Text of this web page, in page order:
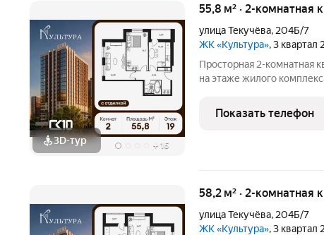
3D-тур + 16
55,8 м² · 2-комнатная
улица Текучёва, 204Б/7
ЖК «Культура», 3 квартал
Просторная 2-комнатная
на этаже жилого
жилые комнаты общей
пространство для
Показать телефон
58,2 м² · 2-комнатная
улица Текучёва, 204Б/7
ЖК «Культура», 3 квартал